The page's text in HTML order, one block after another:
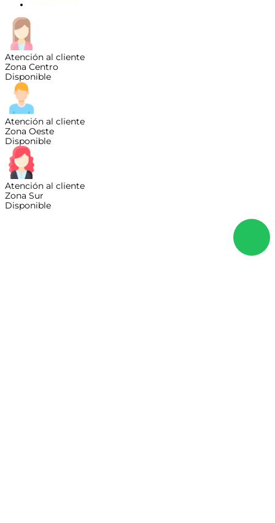
Atención al cliente
Zona Centro
Disponible
Atención al cliente
Zona Oeste
Disponible
Atención al cliente
Zona Sur
Disponible